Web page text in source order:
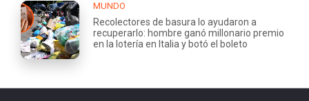
MUNDO
Recolectores de basura lo ayudaron a
recuperarlo: hombre ganó millonario premio
en la lotería en Italia y botó el boleto